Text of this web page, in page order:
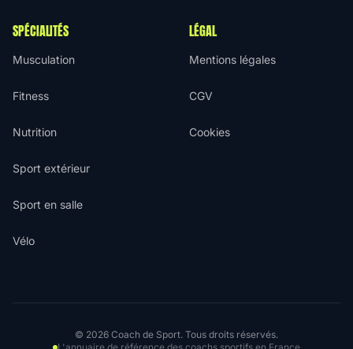
SPÉCIALITÉS
Musculation
Fitness
Nutrition
Sport extérieur
Sport en salle
Vélo
LÉGAL
Mentions légales
CGV
Cookies
© 2026 Coach de Sport. Tous droits réservés.